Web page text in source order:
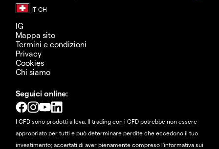
IG
Mappa sito
Termini e condizioni
Privacy
Cookies
Chi siamo
Seguici online:
I CFD sono prodotti a leva. Il trading con i CFD potrebbe non essere
appropriato per tutti e può determinare perdite che eccedono il tuo
investimento; accertati di aver pienamente compreso l'informativa sui